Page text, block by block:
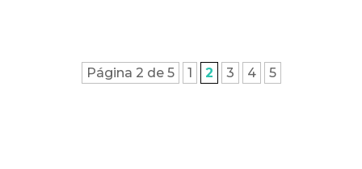
Página 2 de 5 1 2 3 4 5